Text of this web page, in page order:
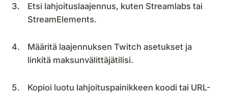
Etsi lahjoituslaajennus, kuten Streamlabs tai
StreamElements.
Määritä laajennuksen Twitch asetukset ja
linkitä maksunvälittäjätilisi.
Kopioi luotu lahjoituspainikkeen koodi tai URL-